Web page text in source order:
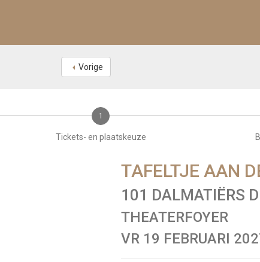
Vorige
1
Tickets- en plaatskeuze
TAFELTJE AAN
101 DALMATIËRS
THEATERFOYER
VR 19 FEBRUARI